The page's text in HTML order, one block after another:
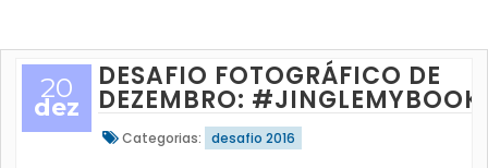
20
dez
DESAFIO FOTOGRÁFICO DE
DEZEMBRO:
Categorias: desafio 2016